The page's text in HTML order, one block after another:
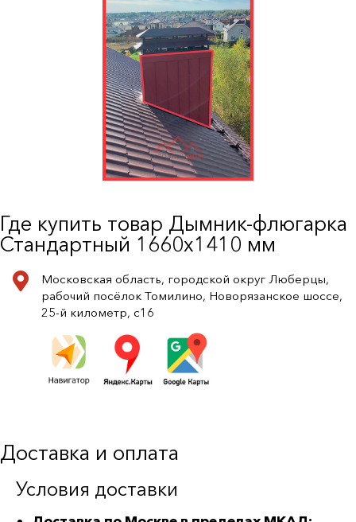
Где купить товар Дымник-флюгарка
Стандартный 1660х1410 мм
Московская область, городской округ Люберцы,
рабочий посёлок Томилино, Новорязанское шоссе,
25-й километр, с16
Доставка и оплата
Условия доставки